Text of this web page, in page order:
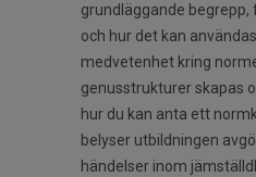
grundläggande
och hur det kan
medvetenhet kring
genusstrukturer skapas
hur du kan anta ett
belyser utbildningen
händelser inom